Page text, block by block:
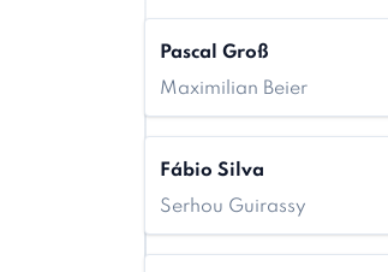
Pascal Groß
Maximilian Beier
Fábio Silva
Serhou Guirassy